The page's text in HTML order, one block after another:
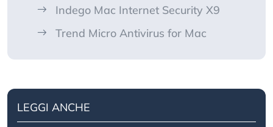
Indego Mac Internet Security X9
Trend Micro Antivirus for Mac
LEGGI ANCHE